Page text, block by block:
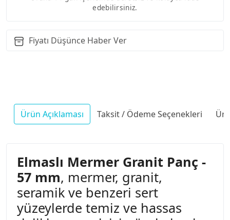
edebilirsiniz.
Fiyatı Düşünce Haber Ver
Ürün Açıklaması Taksit / Ödeme Seçenekleri
Elmaslı Mermer Granit Panç -
57 mm, mermer, granit,
seramik ve benzeri sert
yüzeylerde temiz ve hassas